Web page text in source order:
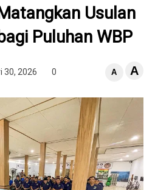
Usulan
Puluhan WBP
30, 2026 0 A A